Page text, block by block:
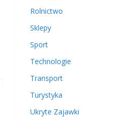
Rolnictwo
Sklepy
Sport
Technologie
Transport
Turystyka
Ukryte Zajawki